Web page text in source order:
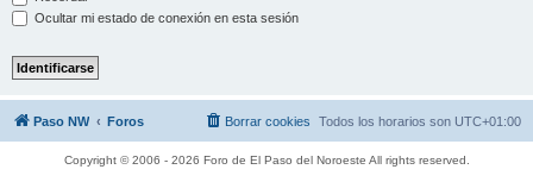
Ocultar mi estado de conexión en esta sesión
Paso NW Foros Todos los horarios son UTC+01:00
Borrar cookies
Copyright © 2006 - 2026 Foro de El Paso del Noroeste All rights reserved.